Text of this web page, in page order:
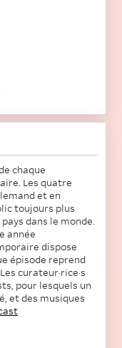
chaque
Les quatre
et en
toujours plus
dans le monde.
année
dispose
épisode reprend
curateur·rice·s
pour lesquels un
et des musiques